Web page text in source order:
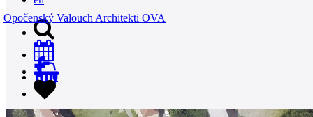
0
Opočenský Valouch Architekti OVA